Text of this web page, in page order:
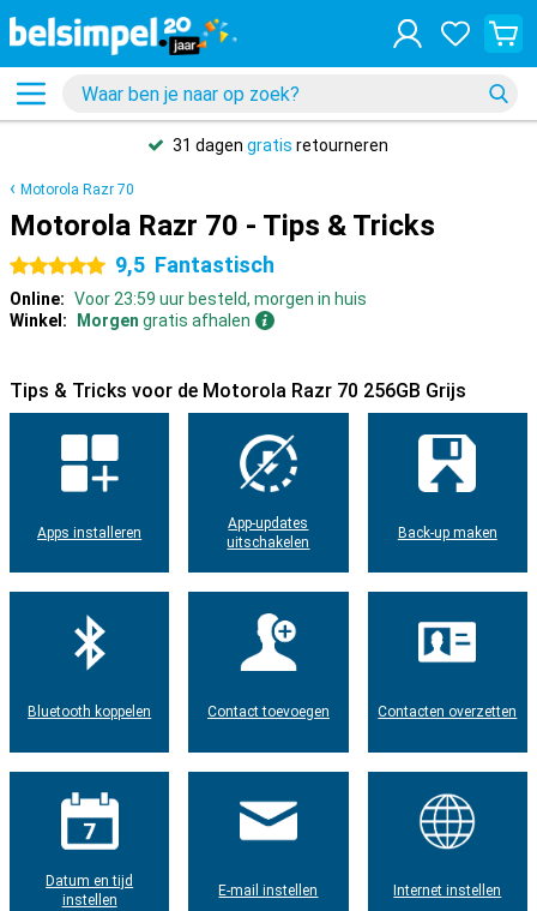
31 dagen gratis retourneren
Motorola Razr 70
Motorola Razr 70 - Tips & Tricks
5 sterren 9,5 Fantastisch
Online: Voor 23:59 uur besteld, morgen in huis
Winkel:
Morgen gratis afhalen
Tips & Tricks voor de Motorola Razr 70 256GB Grijs
Apps installeren
App-updates
uitschakelen
Back-up maken
Bluetooth koppelen Contact toevoegen Contacten overzetten
Datum en tijd
instellen
E-mail instellen Internet instellen